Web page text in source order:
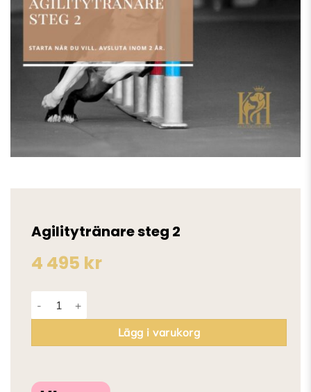
Agilitytränare steg 2
4 495 kr
Agilitytränare steg 2 mängd
Lägg i varukorg